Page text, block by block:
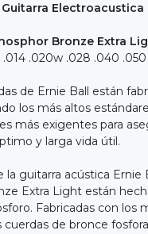
Electroacustica
Bronze Extra
.014 .020w .028 .040 .050
de Ernie Ball están
los más altos
más exigentes para
y larga vida útil.
la guitarra acústica Ernie
Extra Light están
Fabricadas con los
cuerdas de bronce